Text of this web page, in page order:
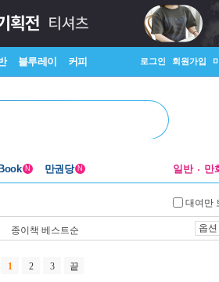
블루레이 커피 로그인 회원가입
N 만권당 N 일반 만
대여만
종이책 베스트순 옵
1 2 3 끝